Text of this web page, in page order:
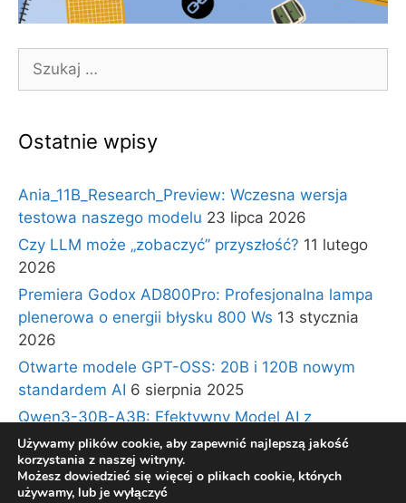
Szukaj:
Ostatnie wpisy
Ania_11B_Research_Preview: Wczesna wersja
testowa naszego modelu 23 lipca 2026
Czy LLM może „zobaczyć” przyszłość? 11 lutego
2026
Premiera Godox AD800Pro: Profesjonalna lampa
plenerowa o energii błysku 800 Ws 13 stycznia
2026
Otwarte modele GPT-OSS: 20B i 120B nowym
standardem AI 6 sierpnia 2025
Qwen3-30B-A3B: Efektywny Model AI z
Architekturą Ekspertów i Długim Kontekstem 30
lipca 2025
Używamy plików cookie, aby zapewnić najlepszą jakość
korzystania z naszej witryny.
Możesz dowiedzieć się więcej o plikach cookie, których
używamy, lub je wyłączyć